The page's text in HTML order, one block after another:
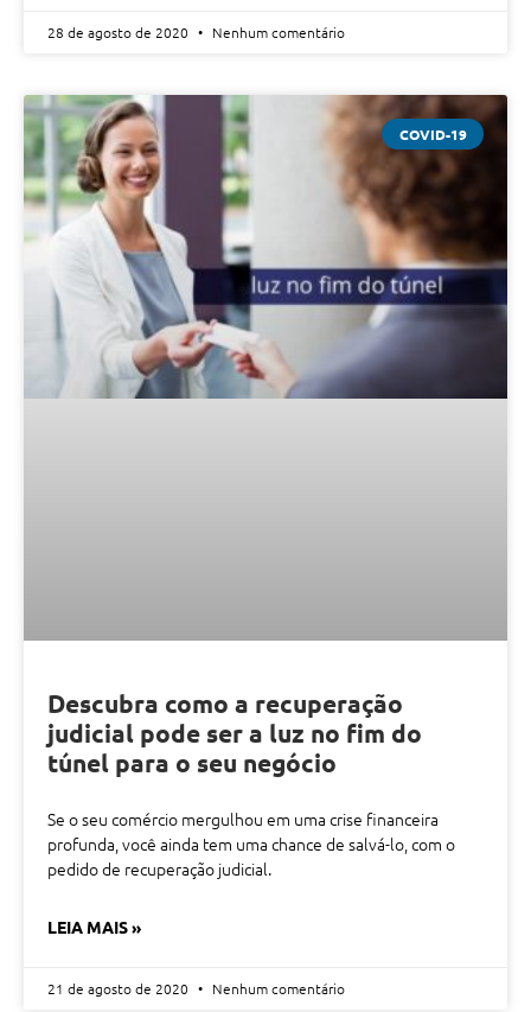
28 de agosto de 2020 Nenhum comentário
COVID-19
Descubra como a recuperação
judicial pode ser a luz no fim do
túnel para o seu negócio
Se o seu comércio mergulhou em uma crise financeira
profunda, você ainda tem uma chance de salvá-lo, com o
pedido de recuperação judicial.
LEIA MAIS »
21 de agosto de 2020 Nenhum comentário